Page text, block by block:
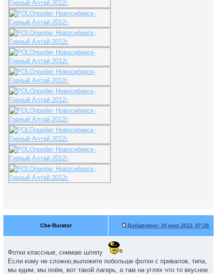
Che-Burator Добавлено: 24 июл 2012, 07:28
Фотки классные, снимаю шляпу
Если кому не сложно,выложите побольше фотки с привалов, типа,
мы едим, мы поём, вот такой лагерь, а там на углях что то вкусное